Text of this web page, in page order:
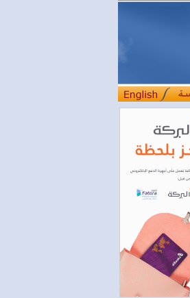
التعليم العالي والبحث العلمي